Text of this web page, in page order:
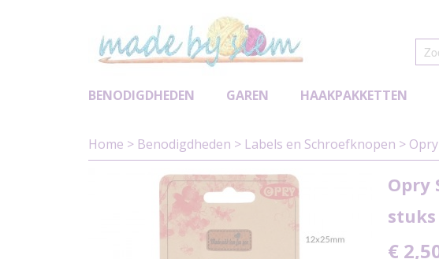
BENODIGDHEDEN GAREN HAAKPAKKETTEN
Home > Benodigdheden > Labels en Schroefknopen >
Opry
stuks
€